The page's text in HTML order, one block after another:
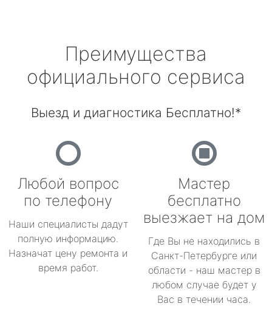
Преимущества
официального сервиса
Выезд и диагностика Бесплатно!*
Любой вопрос
по телефону
Наши специалисты дадут
полную информацию.
Назначат цену ремонта и
время работ.
Мастер
бесплатно
выезжает на дом
Где Вы не находились в
Санкт-Петербурге или
области - наш мастер в
любом случае будет у
Вас в течении часа.